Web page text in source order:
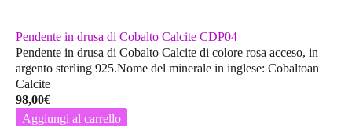
Pendente in drusa di Cobalto Calcite CDP04
Pendente in drusa di Cobalto Calcite di colore rosa acceso, in
argento sterling 925.Nome del minerale in inglese: Cobaltoan
Calcite
98,00€
Aggiungi al carrello